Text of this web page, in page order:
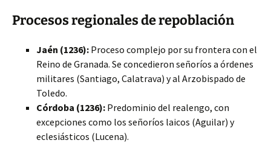
Procesos regionales de repoblación
Jaén (1236): Proceso complejo por su frontera con el
Reino de Granada. Se concedieron señoríos a órdenes
militares (Santiago, Calatrava) y al Arzobispado de
Toledo.
Córdoba (1236): Predominio del realengo, con
excepciones como los señoríos laicos (Aguilar) y
eclesiásticos (Lucena).